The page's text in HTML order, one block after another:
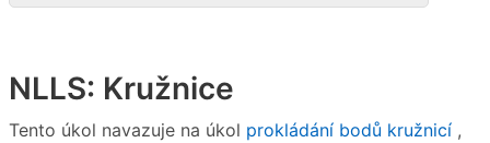
NLLS: Kružnice
Tento úkol navazuje na úkol prokládání bodů kružnicí ,